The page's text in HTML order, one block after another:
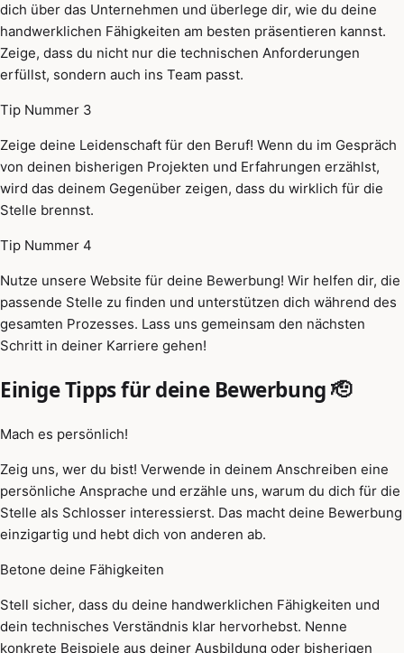
dich über das Unternehmen und überlege dir, wie du deine
handwerklichen Fähigkeiten am besten präsentieren kannst.
Zeige, dass du nicht nur die technischen Anforderungen
erfüllst, sondern auch ins Team passt.
Tip Nummer 3
Zeige deine Leidenschaft für den Beruf! Wenn du im Gespräch
von deinen bisherigen Projekten und Erfahrungen erzählst,
wird das deinem Gegenüber zeigen, dass du wirklich für die
Stelle brennst.
Tip Nummer 4
Nutze unsere Website für deine Bewerbung! Wir helfen dir, die
passende Stelle zu finden und unterstützen dich während des
gesamten Prozesses. Lass uns gemeinsam den nächsten
Schritt in deiner Karriere gehen!
Einige Tipps für deine Bewerbung 🫡
Mach es persönlich!
Zeig uns, wer du bist! Verwende in deinem Anschreiben eine
persönliche Ansprache und erzähle uns, warum du dich für die
Stelle als Schlosser interessierst. Das macht deine Bewerbung
einzigartig und hebt dich von anderen ab.
Betone deine Fähigkeiten
Stell sicher, dass du deine handwerklichen Fähigkeiten und
dein technisches Verständnis klar hervorhebst. Nenne
konkrete Beispiele aus deiner Ausbildung oder bisherigen